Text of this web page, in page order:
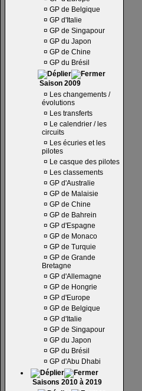
¤ GP de Belgique
¤ GP d'Italie
¤ GP de Singapour
¤ GP du Japon
¤ GP de Chine
¤ GP du Brésil
Saison 2009
¤ Les changements /
évolutions
¤ Les transferts
¤ Le calendrier / les
circuits
¤ Les écuries et les
pilotes
¤ Le casque des pilotes
¤ Les classements
¤ GP d'Australie
¤ GP de Malaisie
¤ GP de Chine
¤ GP de Bahrein
¤ GP d'Espagne
¤ GP de Monaco
¤ GP de Turquie
¤ GP de Grande
Bretagne
¤ GP d'Allemagne
¤ GP de Hongrie
¤ GP d'Europe
¤ GP de Belgique
¤ GP d'Italie
¤ GP de Singapour
¤ GP du Japon
¤ GP du Brésil
¤ GP d'Abu Dhabi
Saisons 2010 à 2019